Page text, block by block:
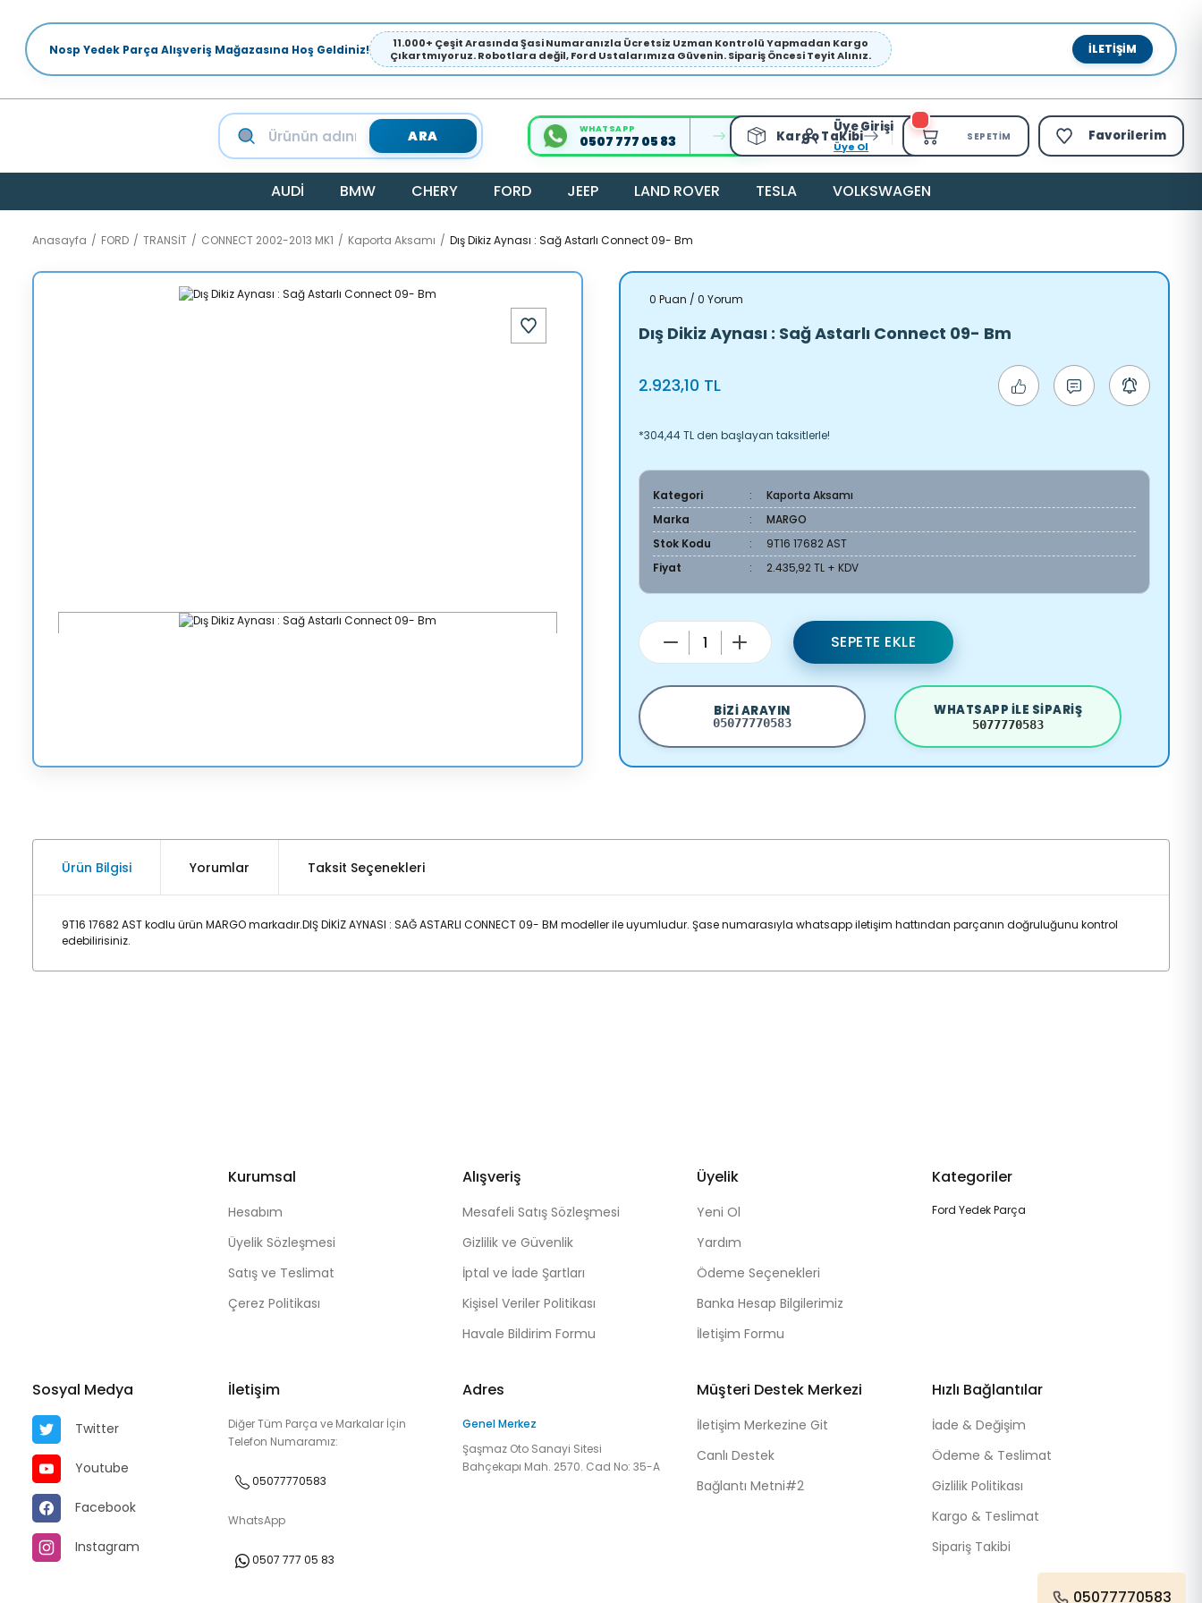
Nosp Yedek Parça Alışveriş Mağazasına Hoş Geldiniz!
11.000+ Çeşit Arasında Şasi Numaranızla Ücretsiz Uzman Kontrolü Yapmadan Kargo
Çıkartmıyoruz. Robotlara değil, Ford Ustalarımıza Güvenin. Sipariş Öncesi Teyit Alınız.
İLETIŞIM
ARA WHATSAPP
0507 777 05 83 Kargo Takibi
Üye Girişi
Üye Ol
SEPETIM Favorilerim
AUDİ BMW CHERY FORD JEEP LAND ROVER TESLA VOLKSWAGEN
Anasayfa FORD TRANSİT CONNECT 2002-2013 MK1 Kaporta Aksamı Dış Dikiz Aynası : Sağ Astarlı Connect 09- Bm
0 Puan / 0 Yorum
Dış Dikiz Aynası : Sağ Astarlı Connect 09- Bm
2.923,10 TL
*304,44 TL den başlayan taksitlerle!
Kategori
Kaporta Aksamı
Marka
MARGO
Stok Kodu
9T16 17682 AST
Fiyat
2.435,92 TL + KDV
SEPETE EKLE
BIZI ARAYIN
05077770583
WHATSAPP ILE SIPARIŞ
5077770583
Ürün Bilgisi Yorumlar Taksit Seçenekleri
9T16 17682 AST kodlu ürün MARGO markadır.DIŞ DİKİZ AYNASI : SAĞ ASTARLI CONNECT 09- BM modeller ile uyumludur. Şase numarasıyla whatsapp iletişim hattından parçanın doğruluğunu kontrol
edebilirisiniz.
Kurumsal
Hesabım
Üyelik Sözleşmesi
Satış ve Teslimat
Çerez Politikası
Alışveriş
Mesafeli Satış Sözleşmesi
Gizlilik ve Güvenlik
İptal ve İade Şartları
Kişisel Veriler Politikası
Havale Bildirim Formu
Üyelik
Yeni Ol
Yardım
Ödeme Seçenekleri
Banka Hesap Bilgilerimiz
İletişim Formu
Kategoriler
Ford Yedek Parça
Sosyal Medya
Twitter
Youtube
Facebook
Instagram
İletişim
Diğer Tüm Parça ve Markalar İçin
Telefon Numaramız:
05077770583
WhatsApp
0507 777 05 83
Adres
Genel Merkez
Şaşmaz Oto Sanayi Sitesi
Bahçekapı Mah. 2570. Cad No: 35-A
Müşteri Destek Merkezi
İletişim Merkezine Git
Canlı Destek
Bağlantı Metni#2
Hızlı Bağlantılar
İade & Değişim
Ödeme & Teslimat
Gizlilik Politikası
Kargo & Teslimat
Sipariş Takibi
05077770583